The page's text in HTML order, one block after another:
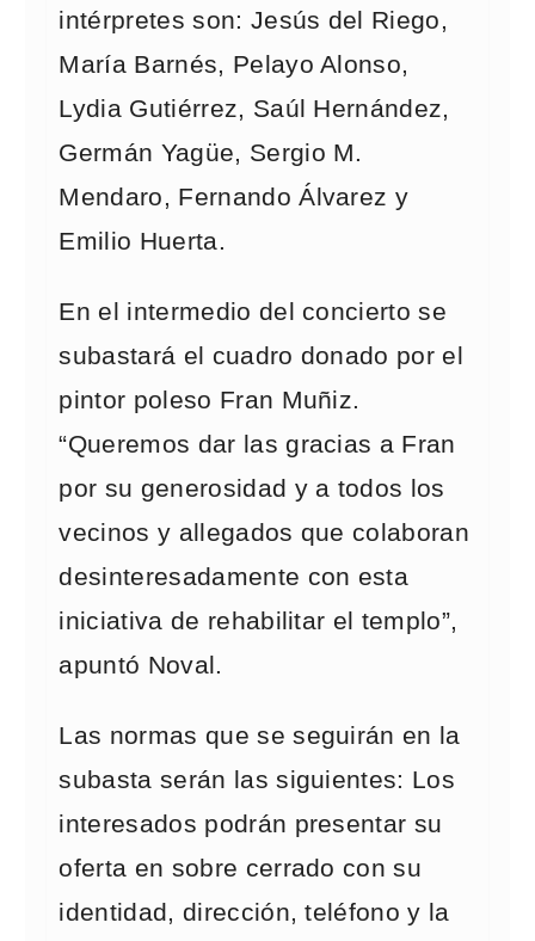
intérpretes son: Jesús del Riego,
María Barnés, Pelayo Alonso,
Lydia Gutiérrez, Saúl Hernández,
Germán Yagüe, Sergio M.
Mendaro, Fernando Álvarez y
Emilio Huerta.
En el intermedio del concierto se
subastará el cuadro donado por el
pintor poleso Fran Muñiz.
“Queremos dar las gracias a Fran
por su generosidad y a todos los
vecinos y allegados que colaboran
desinteresadamente con esta
iniciativa de rehabilitar el templo”,
apuntó Noval.
Las normas que se seguirán en la
subasta serán las siguientes: Los
interesados podrán presentar su
oferta en sobre cerrado con su
identidad, dirección, teléfono y la